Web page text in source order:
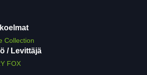
Collection
/ Levittäjä
FOX